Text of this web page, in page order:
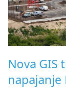
Nova GIS
napajanje